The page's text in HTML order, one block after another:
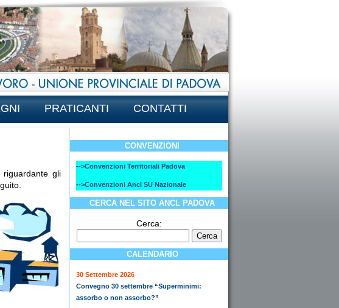
PRATICANTI CONTATTI
riguardante gli
CONVENZIONI
-->Convenzioni Territoriali Padova
-->Convenzioni Ancl SU Nazionale
CERCA NEL SITO ANCL PADOVA
Cerca:
CALENDARIO
30 Settembre 2026
Convegno 30 settembre “Superminimi:
assorbo o non assorbo?”